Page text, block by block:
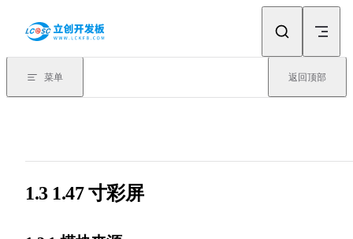
菜单 返回顶部
1.3 1.47 寸彩屏